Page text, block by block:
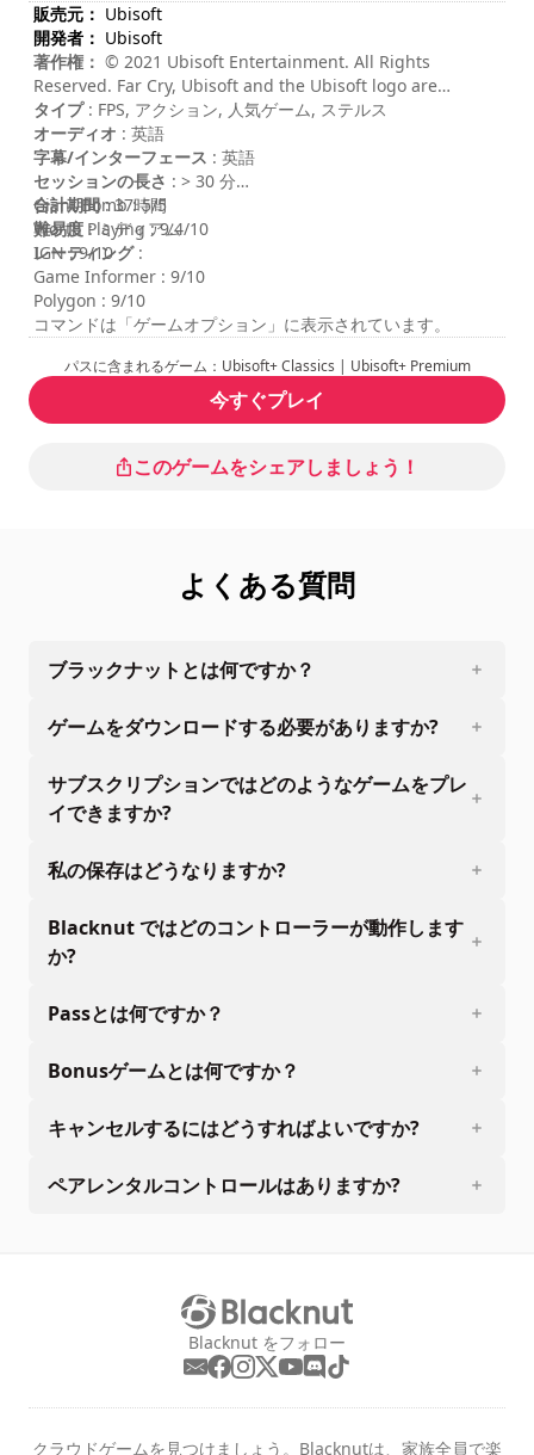
販売元： Ubisoft
開発者： Ubisoft
著作権： © 2021 Ubisoft Entertainment. All Rights
Reserved. Far Cry, Ubisoft and the Ubisoft logo are
registered or unregistered trademarks of Ubisoft
Entertainment in the US and/or other countries.
タイプ: FPS, アクション, 人気ゲーム, ステルス
オーディオ : 英語
字幕/インターフェース : 英語
セッションの長さ : > 30 分
合計期間: 37時間
難易度 : ミディアム
レーティング:
Giant Bomb : 5/5
Worth Playing : 9.4/10
IGN : 9/10
Game Informer : 9/10
Polygon : 9/10
コマンドは「ゲームオプション」に表示されています。
パスに含まれるゲーム：Ubisoft+ Classics | Ubisoft+ Premium
今すぐプレイ
このゲームをシェアしましょう！
よくある質問
ブラックナットとは何ですか？
ゲームをダウンロードする必要がありますか?
サブスクリプションではどのようなゲームをプレ
イできますか?
私の保存はどうなりますか?
Blacknut ではどのコントローラーが動作します
か?
Passとは何ですか？
Bonusゲームとは何ですか？
キャンセルするにはどうすればよいですか?
ペアレンタルコントロールはありますか?
Blacknut をフォロー
クラウドゲームを見つけましょう。Blacknutは、家族全員で楽